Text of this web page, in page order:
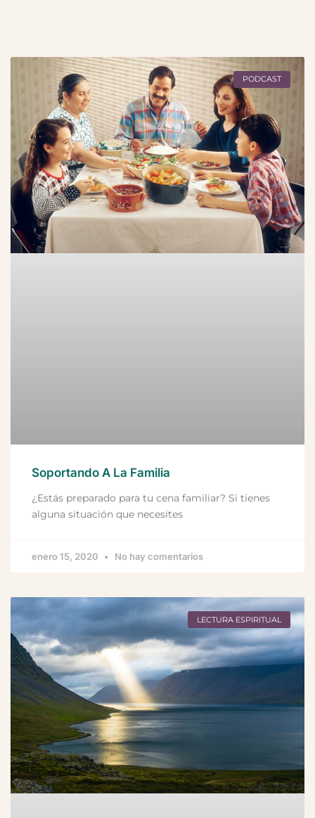
PODCAST
Soportando A La Familia
¿Estás preparado para tu cena familiar? Si tienes
alguna situación que necesites
enero 15, 2020 No hay comentarios
LECTURA ESPIRITUAL